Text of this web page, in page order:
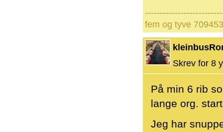
fem og tyve 709453
Skrev for 8
På min 6 rib
lange org.
Jeg har